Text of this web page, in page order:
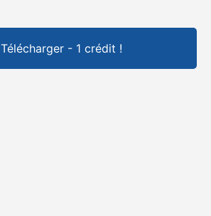
Télécharger - 1 crédit !